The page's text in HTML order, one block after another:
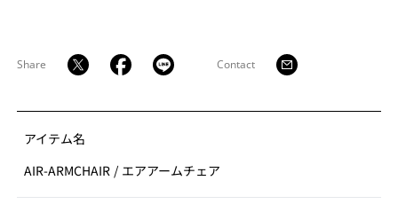
Share Contact
アイテム名
AIR-ARMCHAIR / エアアームチェア